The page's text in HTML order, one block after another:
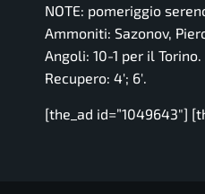
NOTE: pomeriggio
Ammoniti: Sazonov,
Angoli: 10-1 per il Torino.
Recupero: 4′; 6′.
[the_ad id=”1049643″]